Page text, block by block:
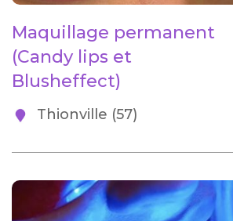
Maquillage permanent
(Candy lips et
Blusheffect)
Thionville (57)